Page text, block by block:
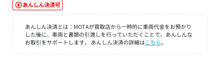
あんしん決済可
あんしん決済とは：MOTAが買取店から一時的に車両代金をお預かり
した後に、車両と書類の引渡しを行っていただくことで、あんしんな
お取引をサポートします。 あんしん決済の詳細はこちら。